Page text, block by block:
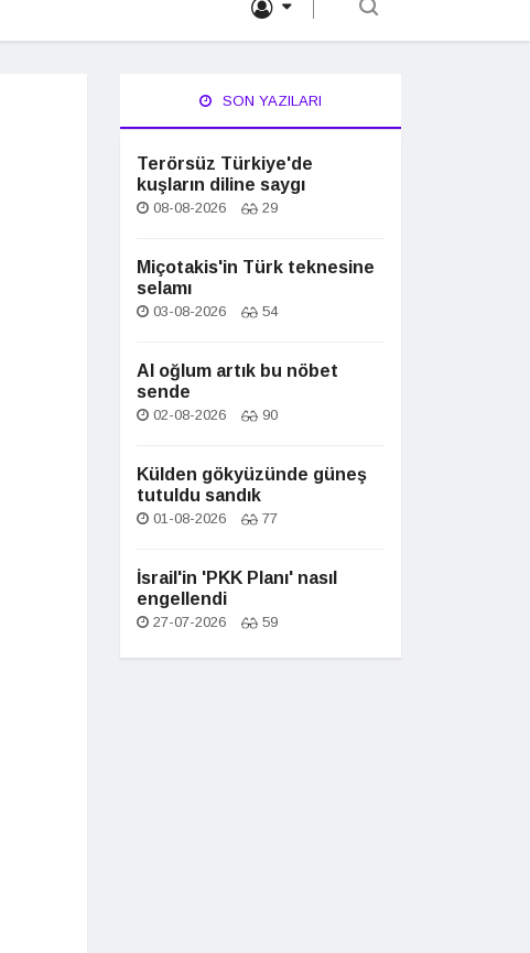
SON YAZILARI
Terörsüz Türkiye'de
kuşların diline saygı
08-08-2026 29
Miçotakis'in Türk teknesine
selamı
03-08-2026 54
Al oğlum artık bu nöbet
sende
02-08-2026 90
Külden gökyüzünde güneş
tutuldu sandık
01-08-2026 77
İsrail'in 'PKK Planı' nasıl
engellendi
27-07-2026 59